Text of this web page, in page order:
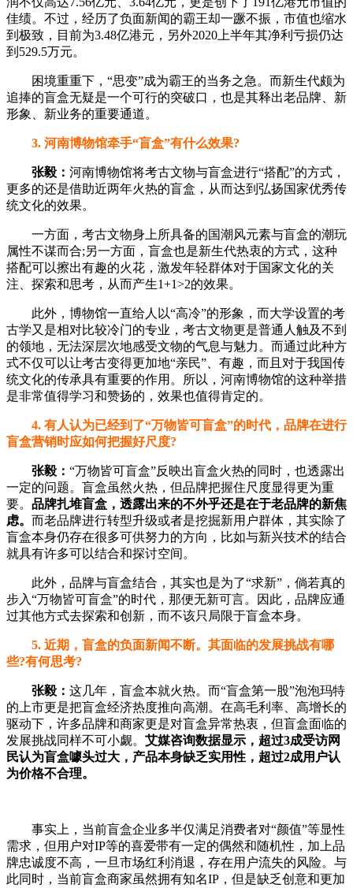
佳绩。不过，经历了负面新闻的霸王却一蹶不振，市值也缩水
到极致，目前为3.48亿港元，另外2020上半年其净利亏损仍达
到529.5万元。
困境重重下，“思变”成为霸王的当务之急。而新生代颇为
追捧的盲盒无疑是一个可行的突破口，也是其释出老品牌、新
形象、新业务的重要通道。
3. 河南博物馆牵手“盲盒”有什么效果?
张毅： 河南博物馆将考古文物与盲盒进行“搭配”的方式，
更多的还是借助近两年火热的盲盒，从而达到弘扬国家优秀传
统文化的效果。
一方面，考古文物身上所具备的国潮风元素与盲盒的潮玩
属性不谋而合;另一方面，盲盒也是新生代热衷的方式，这种
搭配可以擦出有趣的火花，激发年轻群体对于国家文化的关
注、探索和思考，从而产生1+1>2的效果。
此外，博物馆一直给人以“高冷”的形象，而大学设置的考
古学又是相对比较冷门的专业，考古文物更是普通人触及不到
的领地，无法深层次地感受文物的气息与魅力。而通过此种方
式不仅可以让考古变得更加地“亲民”、有趣，而且对于我国传
统文化的传承具有重要的作用。所以，河南博物馆的这种举措
是非常值得学习和赞扬的，效果也值得肯定的。
4. 有人认为已经到了“万物皆可盲盒”的时代，品牌在进行
盲盒营销时应如何把握好尺度?
张毅： “万物皆可盲盒”反映出盲盒火热的同时，也透露出
一定的问题。盲盒虽然火热，但品牌把握住尺度显得更为重
要。 品牌扎堆盲盒，透露出来的不外乎还是在于老品牌的新焦
虑。 而老品牌进行转型升级或者是挖掘新用户群体，其实除了
盲盒本身仍存在很多可供努力的方向，比如与新兴技术的结合
就具有许多可以结合和探讨空间。
此外，品牌与盲盒结合，其实也是为了“求新”，倘若真的
步入“万物皆可盲盒”的时代，那便无新可言。因此，品牌应通
过其他方式去探索和创新，而不该只局限于盲盒本身。
5. 近期，盲盒的负面新闻不断。其面临的发展挑战有哪
些?有何思考?
张毅： 这几年，盲盒本就火热。而“盲盒第一股”泡泡玛特
的上市更是把盲盒经济热度推向高潮。在高毛利率、高增长的
驱动下，许多品牌和商家更是对盲盒异常热衷，但盲盒面临的
发展挑战同样不可小觑。 艾媒咨询数据显示，超过3成受访网
民认为盲盒噱头过大，产品本身缺乏实用性，超过2成用户认
为价格不合理。
事实上，当前盲盒企业多半仅满足消费者对“颜值”等显性
需求，但用户对IP等的喜爱带有一定的偶然和随机性，加上品
牌忠诚度不高，一旦市场红利消退，存在用户流失的风险。与
此同时，当前盲盒商家虽然拥有知名IP，但是缺乏创意和更加